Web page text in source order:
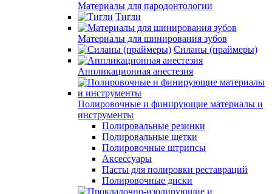
Материалы для пародонтологии
Тигли
Материалы для шинирования зубов
Силаны (праймеры)
Аппликационная анестезия
Полировочные и финирующие материалы и
инструменты
Полировальные резинки
Полировальные щетки
Полировочные штрипсы
Аксессуары
Пасты для полировки реставраций
Полировочные диски